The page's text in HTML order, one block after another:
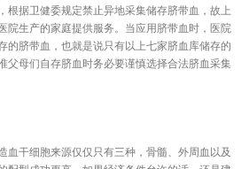
根据卫健委规定禁止异地采集储存脐带血，故上
院生产的家庭提供服务。当应用脐带血时，医院
的脐带血，也就是说只有以上七家脐血库储存的
父母们自存脐血时务必要谨慎选择合法脐血采集
干细胞来源仅仅只有三种，骨髓、外周血以及